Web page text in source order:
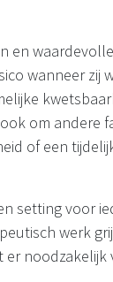
en
wanneer zij
om andere
of een
setting voor
werk